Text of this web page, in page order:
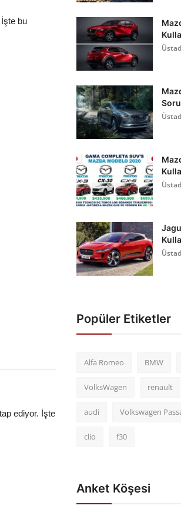
bu
ediyor. İşte
Üstad
Üstad
Üstad
Üstad
Popüler Etiketler
Alfa Romeo BMW
VolksWagen renault
audi Volkswagen
clio f30
Anket Köşesi